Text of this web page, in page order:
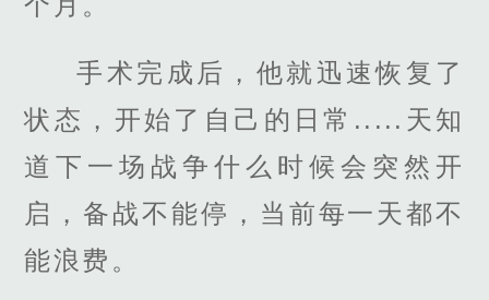
手术完成后，他就迅速恢复了
状态，开始了自己的日常.....天知
道下一场战争什么时候会突然开
启，备战不能停，当前每一天都不
能浪费。